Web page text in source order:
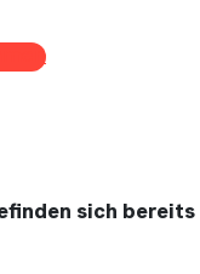
sich bereits